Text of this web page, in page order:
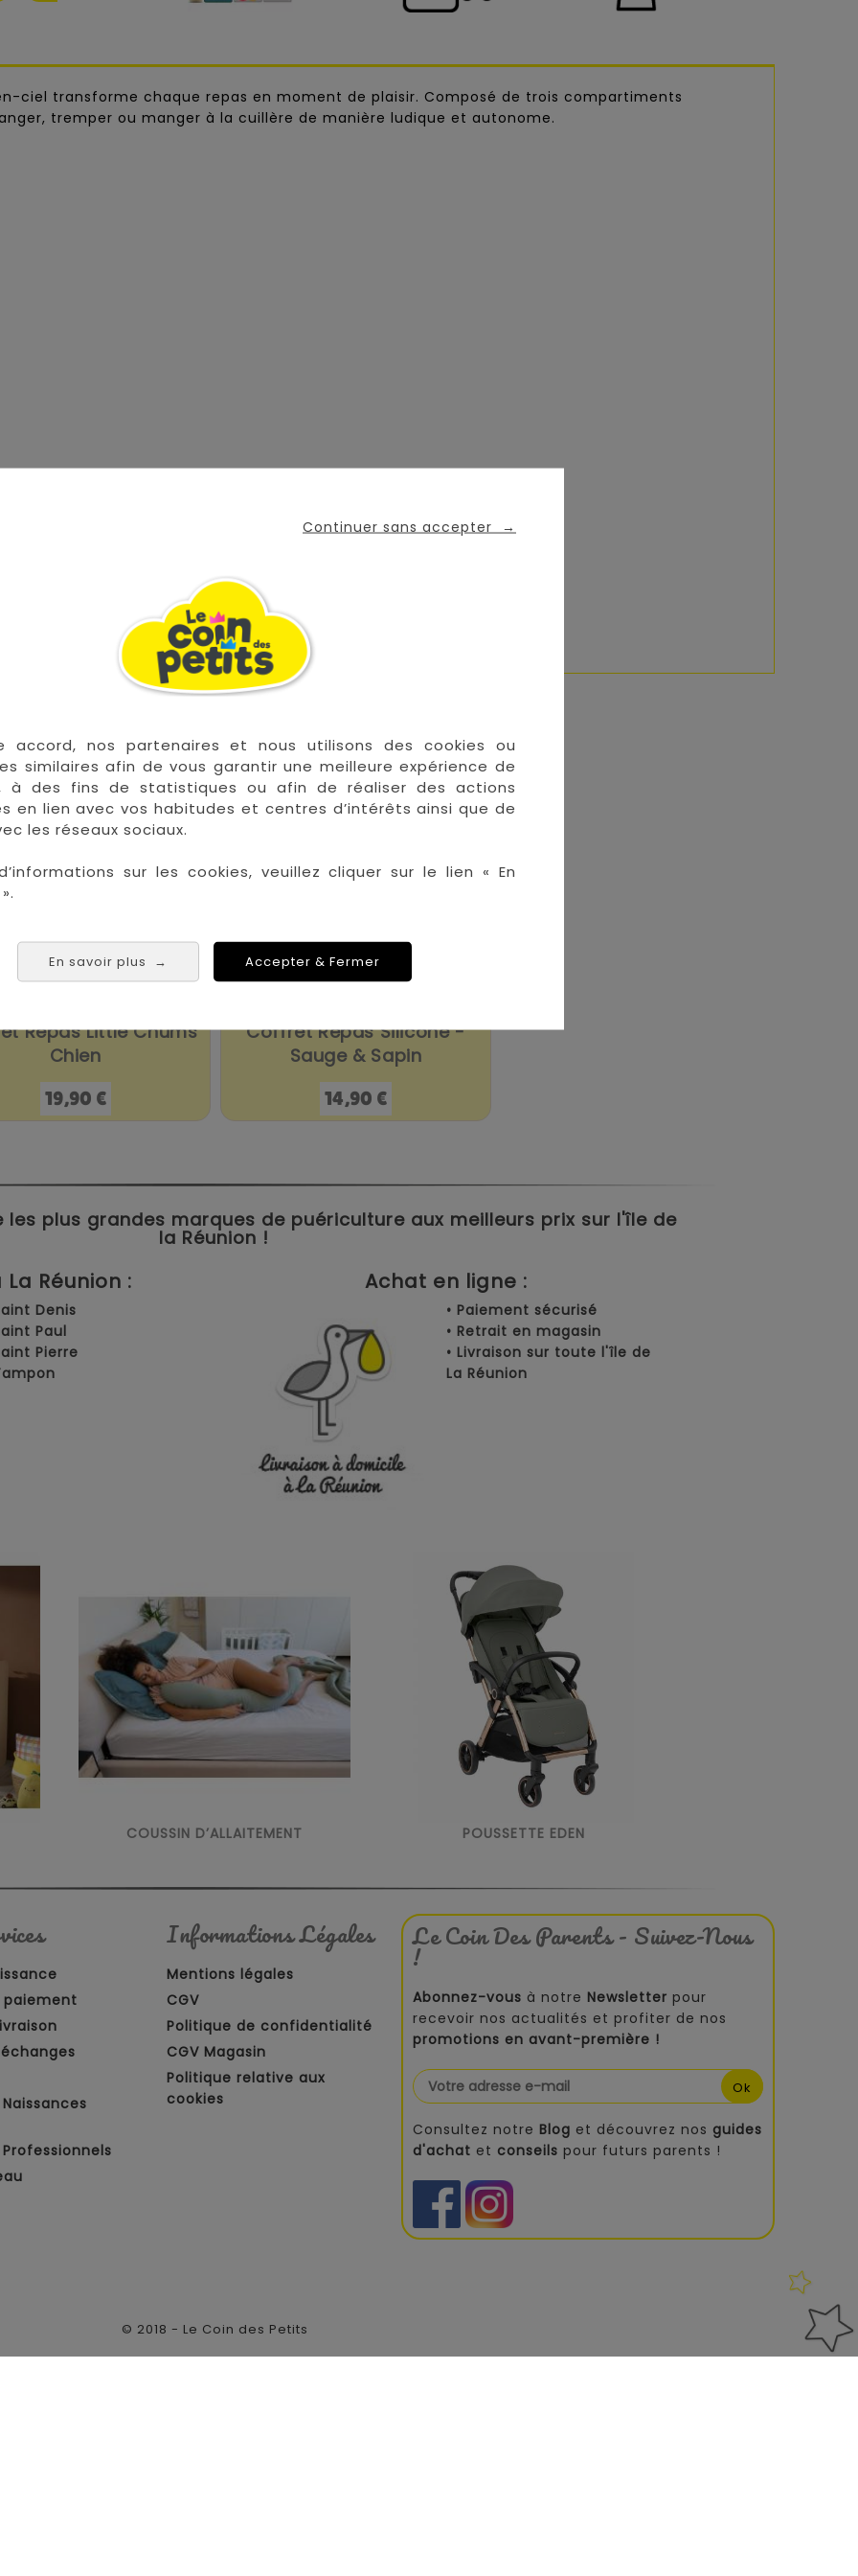
Continuer sans accepter →
accord, nos partenaires et nous utilisons des cookies ou
similaires afin de vous garantir une meilleure expérience de
à des fins de statistiques ou afin de réaliser des actions
en lien avec vos habitudes et centres d’intérêts ainsi que de
les réseaux sociaux.
sur les cookies, veuillez cliquer sur le lien « En
En savoir plus → Accepter & Fermer
ciel transforme chaque repas en moment de plaisir. Composé de trois compartiments
tremper ou manger à la cuillère de manière ludique et autonome.
ensemble ou séparément
pour s’adapter à chaque repas
rangement facile
au micro-ondes
En stock
Repas Little Chums
Chien
Prix
19,90 €
En stock
Coffret Repas Silicone -
Sauge & Sapin
Prix
14,90 €
les plus grandes marques de puériculture aux meilleurs prix sur l'île de
la Réunion !
Réunion : Achat en ligne :
Denis
Paul
Pierre
• Paiement sécurisé
• Retrait en magasin
• Livraison sur toute l'île de
La Réunion
COUSSIN D’ALLAITEMENT POUSSETTE EDEN
paiement
Informations Légales
Mentions légales
CGV
Politique de confidentialité
CGV Magasin
Politique relative aux
cookies
Le Coin Des Parents - Suivez-Nous
!
Abonnez-vous à notre Newsletter pour
recevoir nos actualités et profiter de nos
promotions en avant-première !
Consultez notre Blog et découvrez nos guides
d'achat et conseils pour futurs parents !
© 2018 - Le Coin des Petits